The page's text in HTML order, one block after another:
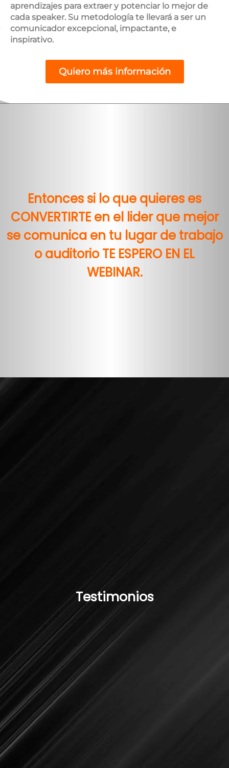
aprendizajes para extraer y potenciar lo mejor de
cada speaker. Su metodología te llevará a ser un
comunicador excepcional, impactante, e
inspirativo.
Quiero más información
Entonces si lo que quieres es
CONVERTIRTE en el lider que mejor
se comunica en tu lugar de trabajo
o auditorio TE ESPERO EN EL
WEBINAR.
Testimonios